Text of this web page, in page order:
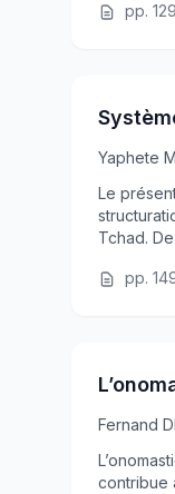
pp.
Yaphete
Le
Tchad.
pp.
Fernand
contribue